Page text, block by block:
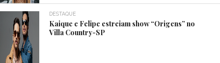
DESTAQUE
Kaique e Felipe estreiam show “Origens” no
Villa Country-SP